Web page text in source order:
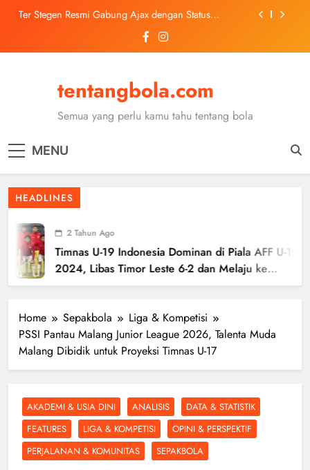
SkipTer Stegen Resmi Gabung Ajax dengan Status
Trabzonspor Mulai Negosiasi Mohamed Salah, Tes
Medis Dijadwalkan 5 Agustus
2026, Siap Tatap Putaran Provinsi
Kerolin Resmi Gabung Barcelona, Transfer
Dilaporkan Pecahkan Rekor Penjualan WSL
Pinjaman dari Barcelona
Trabzonspor Mulai Negosiasi Mohamed Salah, Tes
Medis Dijadwalkan 5 Agustus
Malang United U-13 Juara Piala Soeratin Kota Malang
2026, Siap Tatap Putaran Provinsi
tentangbola.com
Semua yang perlu kamu tahu tentang bola
MENU
HEADLINES
2 Tahun Ago
Timnas U-19 Indonesia Dominan di Piala AFF U-19
2024, Libas Timor Leste 6-2 dan Melaju ke
Semifinal
Home Sepakbola
Liga & Kompetisi
PSSI Pantau Malang Junior League 2026, Talenta Muda
Malang Dibidik untuk Proyeksi Timnas U-17
AKADEMI & USIA DINI ANALISIS
DATA & STATISTIK
FEATURES
LIGA & KOMPETISI
OPINI & PERSPEKTIF
PERJALANAN & KOMUNITAS
SEPAKBOLA